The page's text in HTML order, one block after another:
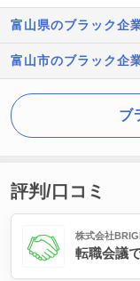
富山県のブラック企
富山市のブラック企
ブ
評判/口コミ
株式会社
転職会議